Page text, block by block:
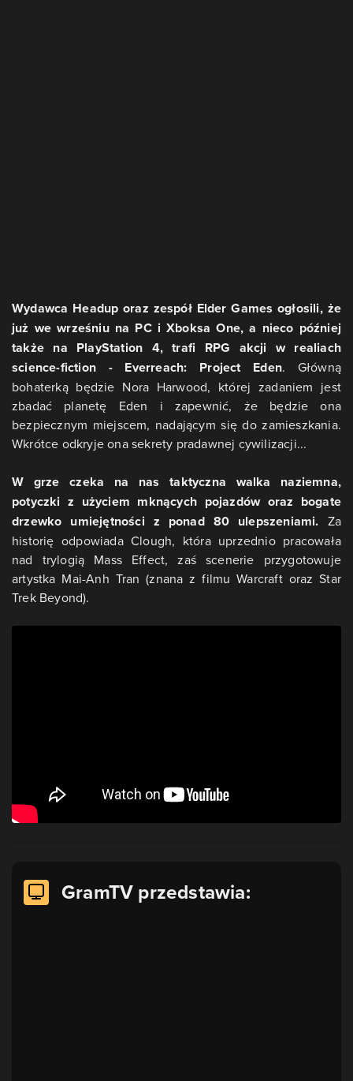
Wydawca Headup oraz zespół Elder Games ogłosili, że
już we wrześniu na PC i Xboksa One, a nieco później
także na PlayStation 4, trafi RPG akcji w realiach
science-fiction - Everreach: Project Eden. Główną
bohaterką będzie Nora Harwood, której zadaniem jest
zbadać planetę Eden i zapewnić, że będzie ona
bezpiecznym miejscem, nadającym się do zamieszkania.
Wkrótce odkryje ona sekrety pradawnej cywilizacji...
W grze czeka na nas taktyczna walka naziemna,
potyczki z użyciem mknących pojazdów oraz bogate
drzewko umiejętności z ponad 80 ulepszeniami. Za
historię odpowiada Clough, która uprzednio pracowała
nad trylogią Mass Effect, zaś scenerie przygotowuje
artystka Mai-Anh Tran (znana z filmu Warcraft oraz Star
Trek Beyond).
GramTV przedstawia: